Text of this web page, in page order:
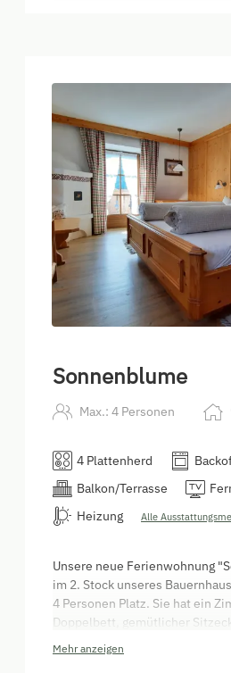
Sonnenblume
Max.: 4 Personen
4 Plattenherd
Balkon/Terrasse
Heizung
Alle
Unsere neue Ferienwohnung
im 2. Stock unseres
4 Personen Platz. Sie hat ein
Doppelbett, gemütlicher
Badezimmer mit Badewanne,
ausgestattete Küche, einen
Mehr anzeigen